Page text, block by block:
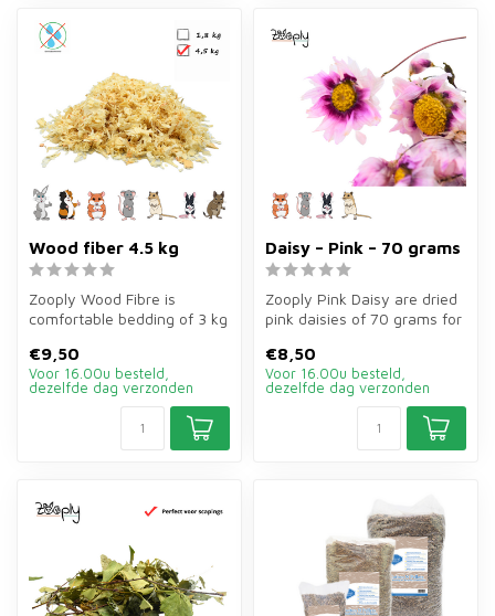
Wood fiber 4.5 kg
Zooply Wood Fibre is
comfortable bedding of 3 kg
hamst...
€9,50
Voor 16.00u besteld,
dezelfde dag verzonden
Daisy – Pink – 70 grams
Zooply Pink Daisy are dried
pink daisies of 70 grams for
€8,50
Voor 16.00u besteld,
dezelfde dag verzonden